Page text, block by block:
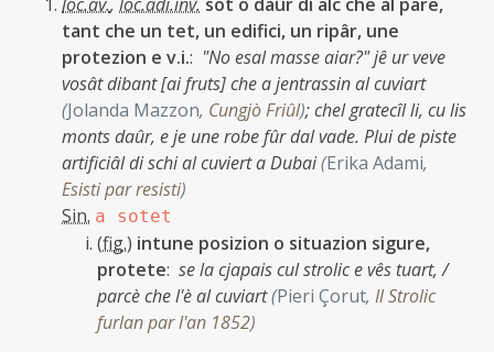
tant che un tet, un edifici, un ripâr, une
protezion e v.i.: "No esal masse aiar?" jê ur veve
vosât dibant [ai fruts] che a jentrassin al cuviart
(Jolanda Mazzon, Cungjò Friûl);chel gratecîl li, cu lis
monts daûr, e je une robe fûr dal vade. Plui de piste
artificiâl di schi al cuviert a Dubai(Erika Adami,
Esisti par resisti)
Sin. a sotet
(fig.) intune posizion o situazion sigure,
protete: se la cjapais cul strolic e vês tuart, /
parcè che l'è al cuviart(Pieri Çorut, Il Strolic
furlan par l'an 1852)